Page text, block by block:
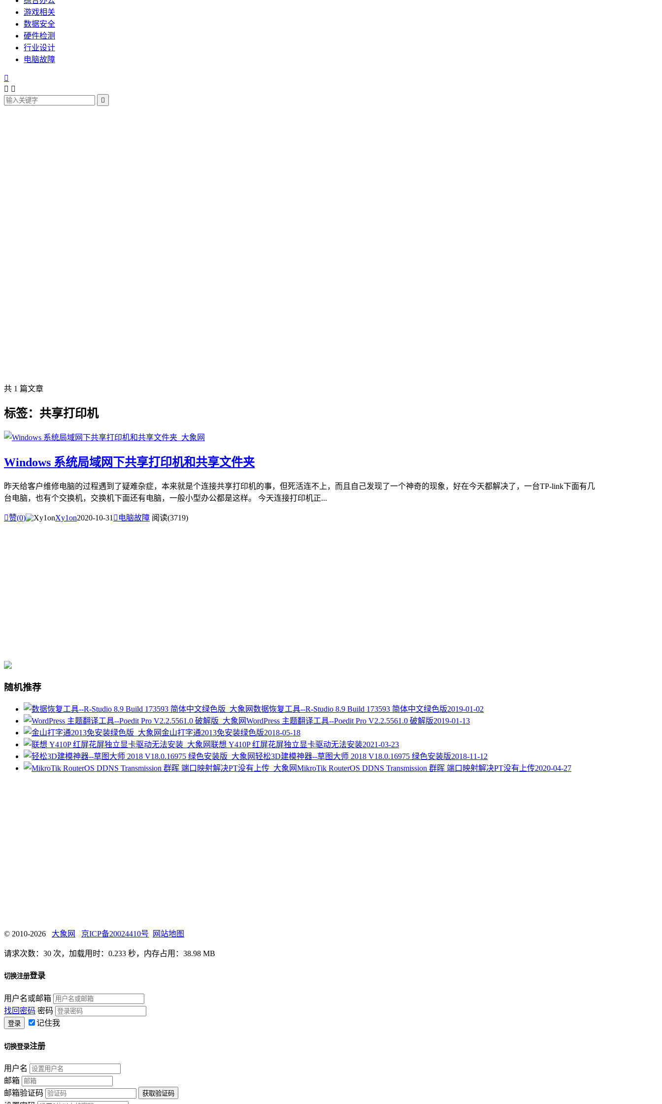
游戏相关
数据安全
硬件检测
行业设计
电脑故障

 

共 1 篇文章
标签：共享打印机
Windows 系统局域网下共享打印机和共享文件夹
昨天给客户维修电脑的过程遇到了疑难杂症，本来就是个连接共享打印机的事，但死活连不上，而且自己发现了一个神奇的现象，好在今天都解决了，一台TP-link下面有几
台电脑，也有个交换机，交换机下面还有电脑，一般小型办公都是这样。 今天连接打印机正...
赞(0) Xy1on2020-10-31  电脑故障 阅读(3719)
随机推荐
数据恢复工具--R-Studio 8.9 Build 173593 简体中文绿色版2019-01-02
WordPress 主题翻译工具--Poedit Pro V2.2.5561.0 破解版2019-01-13
金山打字通2013免安装绿色版2018-05-18
联想 Y410P 红屏花屏独立显卡驱动无法安装2021-03-23
轻松3D建模神器--草图大师 2018 V18.0.16975 绿色安装版2018-11-12
MikroTik RouterOS DDNS Transmission 群晖 端口映射解决PT没有上传2020-04-27
© 2010-2026 大象网 京ICP备20024410号 网站地图
请求次数：30 次，加载用时：0.233 秒，内存占用：38.98 MB
切换注册登录
用户名或邮箱
找回密码 密码
记住我
切换登录注册
用户名
邮箱
邮箱验证码